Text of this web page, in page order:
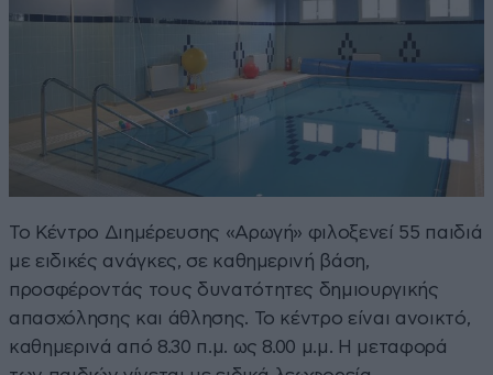
Το Κέντρο Διημέρευσης «Αρωγή» φιλοξενεί 55 παιδιά
με ειδικές ανάγκες, σε καθημερινή βάση,
προσφέροντάς τους δυνατότητες δημιουργικής
απασχόλησης και άθλησης. Το κέντρο είναι ανοικτό,
καθημερινά από 8.30 π.μ. ως 8.00 μ.μ. Η μεταφορά